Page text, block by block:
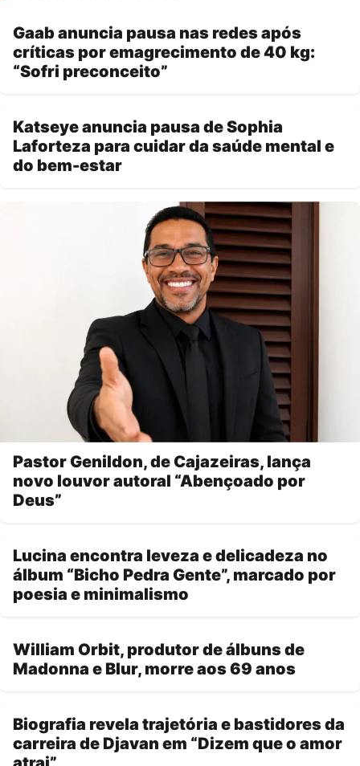
Gaab anuncia pausa nas redes após
críticas por emagrecimento de 40 kg:
“Sofri preconceito”
Katseye anuncia pausa de Sophia
Laforteza para cuidar da saúde mental e
do bem-estar
Pastor Genildon, de Cajazeiras, lança
novo louvor autoral “Abençoado por
Deus”
Lucina encontra leveza e delicadeza no
álbum “Bicho Pedra Gente”, marcado por
poesia e minimalismo
William Orbit, produtor de álbuns de
Madonna e Blur, morre aos 69 anos
Biografia revela trajetória e bastidores da
carreira de Djavan em “Dizem que o amor